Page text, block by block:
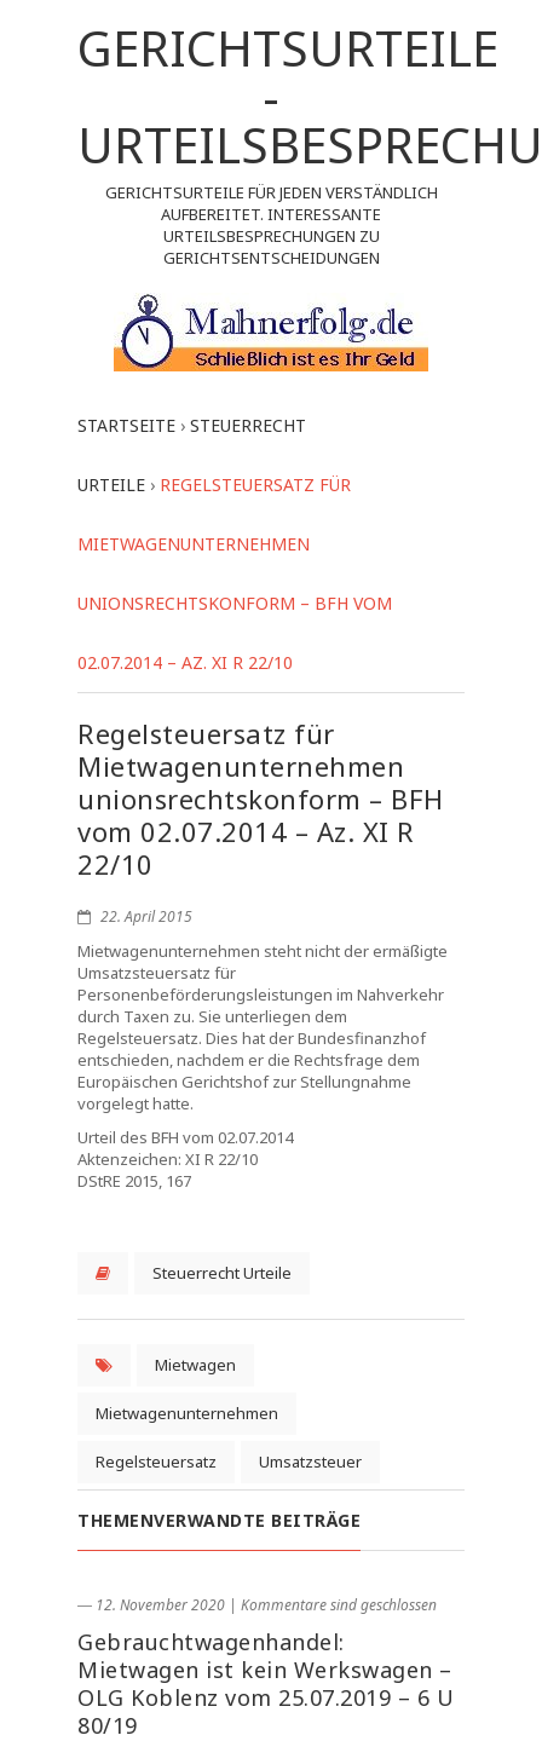
GERICHTSURTEILE
-
GERICHTSURTEILE FÜR JEDEN VERSTÄNDLICH
AUFBEREITET. INTERESSANTE
URTEILSBESPRECHUNGEN ZU
GERICHTSENTSCHEIDUNGEN
STARTSEITE › STEUERRECHT
URTEILE › REGELSTEUERSATZ FÜR
MIETWAGENUNTERNEHMEN
UNIONSRECHTSKONFORM – BFH VOM
02.07.2014 – AZ. XI R 22/10
Regelsteuersatz für
Mietwagenunternehmen
unionsrechtskonform – BFH
vom 02.07.2014 – Az. XI R
22/10
22. April 2015
Mietwagenunternehmen steht nicht der ermäßigte
Umsatzsteuersatz für
Personenbeförderungsleistungen im Nahverkehr
durch Taxen zu. Sie unterliegen dem
Regelsteuersatz. Dies hat der Bundesfinanzhof
entschieden, nachdem er die Rechtsfrage dem
Europäischen Gerichtshof zur Stellungnahme
vorgelegt hatte.
Urteil des BFH vom 02.07.2014
Aktenzeichen: XI R 22/10
DStRE 2015, 167
Steuerrecht Urteile
Mietwagen
Mietwagenunternehmen
Regelsteuersatz Umsatzsteuer
THEMENVERWANDTE BEITRÄGE
― 12. November 2020 | Kommentare sind geschlossen
Gebrauchtwagenhandel:
Mietwagen ist kein Werkswagen –
OLG Koblenz vom 25.07.2019 – 6 U
80/19